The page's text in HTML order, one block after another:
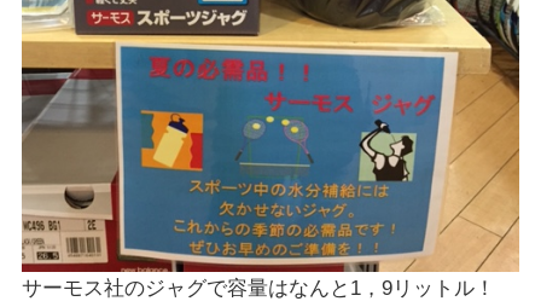
サーモス社のジャグで容量はなんと1，9リットル！